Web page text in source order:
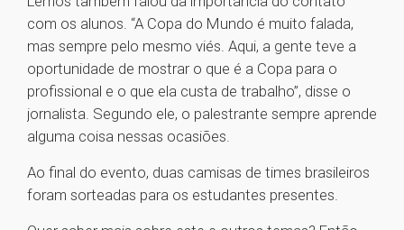
com os alunos. “A Copa do Mundo é muito falada,
mas sempre pelo mesmo viés. Aqui, a gente teve a
oportunidade de mostrar o que é a Copa para o
profissional e o que ela custa de trabalho”, disse o
jornalista. Segundo ele, o palestrante sempre aprende
alguma coisa nessas ocasiões.
Ao final do evento, duas camisas de times brasileiros
foram sorteadas para os estudantes presentes.